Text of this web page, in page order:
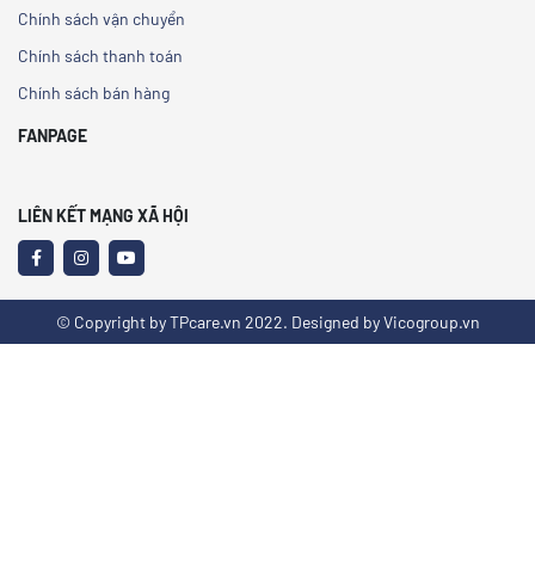
Chính sách vận chuyển
Chính sách thanh toán
Chính sách bán hàng
FANPAGE
LIÊN KẾT MẠNG XÃ HỘI
© Copyright by TPcare.vn 2022. Designed by Vicogroup.vn